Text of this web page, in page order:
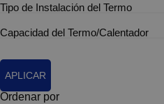
Tipo de Instalación del Termo
Capacidad del Termo/Calentador
APLICAR
Ordenar por